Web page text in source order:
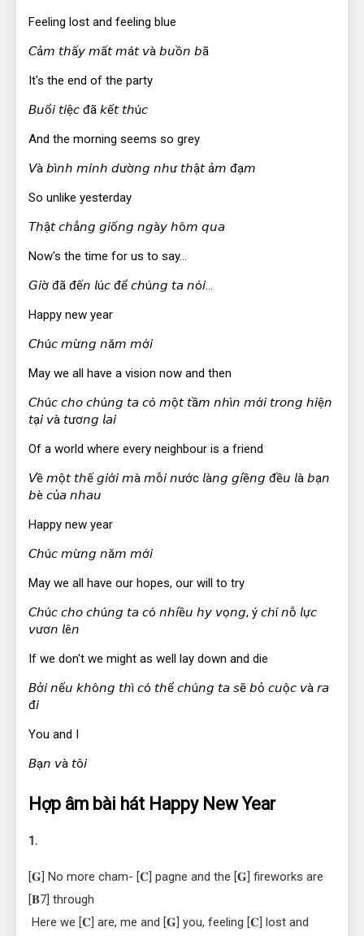
Feeling lost and feeling blue
𝘊ả𝘮 𝘵𝘩ấ𝘺 𝘮ấ𝘵 𝘮á𝘵 𝘷à 𝘣𝘶ồ𝘯 𝘣ã
It's the end of the party
𝘉𝘶ổ𝘪 𝘵𝘪ệ𝘤 đã 𝘬ế𝘵 𝘵𝘩ú𝘤
And the morning seems so grey
𝘝à 𝘣ì𝘯𝘩 𝘮𝘪𝘯𝘩 𝘥ườ𝘯𝘨 𝘯𝘩ư 𝘵𝘩ậ𝘵 ả𝘮 đạ𝘮
So unlike yesterday
𝘛𝘩ậ𝘵 𝘤𝘩ẳ𝘯𝘨 𝘨𝘪ố𝘯𝘨 𝘯𝘨à𝘺 𝘩ô𝘮 𝘲𝘶𝘢
Now's the time for us to say...
𝘎𝘪ờ đã đế𝘯 𝘭ú𝘤 để 𝘤𝘩ú𝘯𝘨 𝘵𝘢 𝘯ó𝘪...
Happy new year
𝘊𝘩ú𝘤 𝘮ừ𝘯𝘨 𝘯ă𝘮 𝘮ớ𝘪
May we all have a vision now and then
𝘊𝘩ú𝘤 𝘤𝘩𝘰 𝘤𝘩ú𝘯𝘨 𝘵𝘢 𝘤ó 𝘮ộ𝘵 𝘵ầ𝘮 𝘯𝘩ì𝘯 𝘮ớ𝘪 𝘵𝘳𝘰𝘯𝘨 𝘩𝘪ệ𝘯
𝘵ạ𝘪 𝘷à 𝘵ươ𝘯𝘨 𝘭𝘢𝘪
Of a world where every neighbour is a friend
𝘝ề 𝘮ộ𝘵 𝘵𝘩ế 𝘨𝘪ớ𝘪 𝘮à 𝘮ỗ𝘪 𝘯ước 𝘭à𝘯𝘨 𝘨𝘪ề𝘯𝘨 đề𝘶 𝘭à 𝘣ạ𝘯
𝘣è 𝘤ủ𝘢 𝘯𝘩𝘢𝘶
Happy new year
𝘊𝘩ú𝘤 𝘮ừ𝘯𝘨 𝘯ă𝘮 𝘮ớ𝘪
May we all have our hopes, our will to try
𝘊𝘩ú𝘤 𝘤𝘩𝘰 𝘤𝘩ú𝘯𝘨 𝘵𝘢 𝘤ó 𝘯𝘩𝘪ề𝘶 𝘩𝘺 𝘷ọ𝘯𝘨, ý 𝘤𝘩í 𝘯ỗ 𝘭ự𝘤
𝘷ươ𝘯 𝘭ê𝘯
If we don't we might as well lay down and die
𝘉ở𝘪 𝘯ế𝘶 𝘬𝘩ô𝘯𝘨 𝘵𝘩ì 𝘤ó 𝘵𝘩ể 𝘤𝘩ú𝘯𝘨 𝘵𝘢 𝘴ẽ 𝘣ỏ 𝘤𝘶ộ𝘤 𝘷à 𝘳𝘢
đ𝘪
You and I
𝘉ạ𝘯 𝘷à 𝘵ô𝘪
Hợp âm bài hát Happy New Year
1.
[𝐆] No more cham- [𝐂] pagne and the [𝐆] fireworks are
[𝐁7] through